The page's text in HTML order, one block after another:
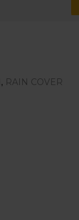
, RAIN COVER